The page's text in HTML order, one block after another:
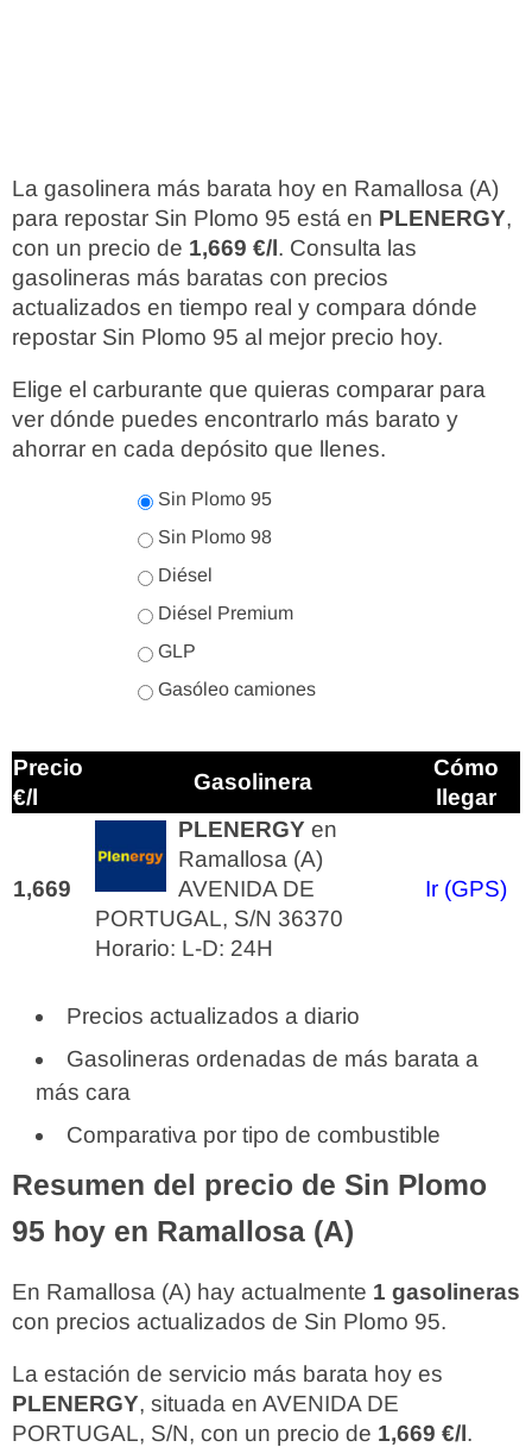
La gasolinera más barata hoy en Ramallosa (A)
para repostar Sin Plomo 95 está en PLENERGY,
con un precio de 1,669 €/l. Consulta las
gasolineras más baratas con precios
actualizados en tiempo real y compara dónde
repostar Sin Plomo 95 al mejor precio hoy.
Elige el carburante que quieras comparar para
ver dónde puedes encontrarlo más barato y
ahorrar en cada depósito que llenes.
Sin Plomo 95
Sin Plomo 98
Diésel
Diésel Premium
GLP
Gasóleo camiones
Precio
€/l
Gasolinera
Cómo
llegar
1,669
PLENERGY en
Ramallosa (A)
AVENIDA DE
PORTUGAL, S/N 36370
Horario: L-D: 24H
Ir (GPS)
Precios actualizados a diario
Gasolineras ordenadas de más barata a
más cara
Comparativa por tipo de combustible
Resumen del precio de Sin Plomo
95 hoy en Ramallosa (A)
En Ramallosa (A) hay actualmente 1 gasolineras
con precios actualizados de Sin Plomo 95.
La estación de servicio más barata hoy es
PLENERGY, situada en AVENIDA DE
PORTUGAL, S/N, con un precio de 1,669 €/l.